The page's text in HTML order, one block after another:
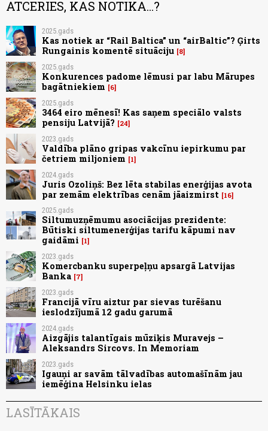
ATCERIES, KAS NOTIKA...?
2025.gads
Kas notiek ar “Rail Baltica” un “airBaltic”? Ģirts
Rungainis komentē situāciju 8
2025.gads
Konkurences padome lēmusi par labu Mārupes
bagātniekiem
6
2025.gads
3464 eiro mēnesī! Kas saņem speciālo valsts
pensiju Latvijā?
24
2023.gads
Valdība plāno gripas vakcīnu iepirkumu par
četriem miljoniem
1
2024.gads
Juris Ozoliņš: Bez lēta stabilas enerģijas avota
par zemām elektrības cenām jāaizmirst
16
2025.gads
Siltumuzņēmumu asociācijas prezidente:
Būtiski siltumenerģijas tarifu kāpumi nav
gaidāmi
1
2023.gads
Komercbanku superpeļņu apsargā Latvijas
Banka 7
2023.gads
Francijā vīru aiztur par sievas turēšanu
ieslodzījumā 12 gadu garumā
2024.gads
Aizgājis talantīgais mūziķis Muravejs –
Aleksandrs Sircovs. In Memoriam
2023.gads
Igauņi ar savām tālvadības automašīnām jau
iemēģina Helsinku ielas
LASĪTĀKAIS